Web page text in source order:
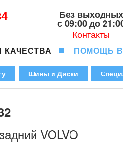
Без выходных
с 09:00 до
Контакты
КАЧЕСТВА ПОМОЩЬ
Шины и Диски
VOLVO